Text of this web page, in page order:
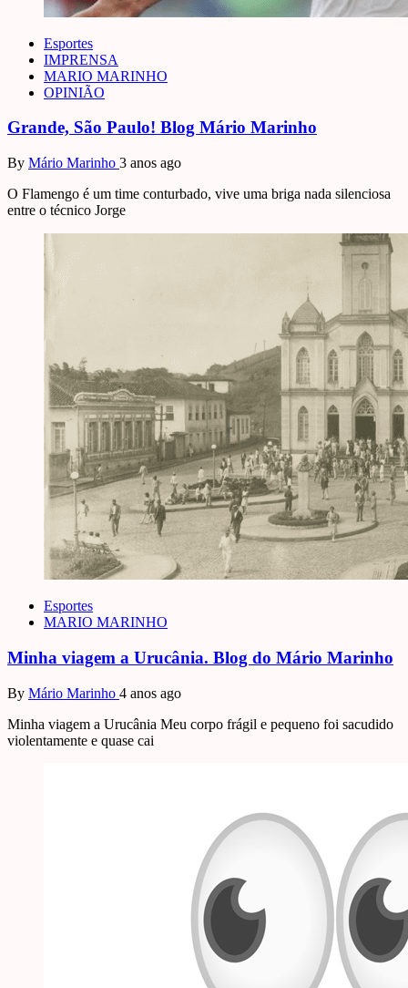
Esportes
IMPRENSA
MARIO MARINHO
OPINIÃO
Grande, São Paulo! Blog Mário Marinho
By Mário Marinho 3 anos ago
O Flamengo é um time conturbado, vive uma briga nada silenciosa
entre o técnico Jorge
Esportes
MARIO MARINHO
Minha viagem a Urucânia. Blog do Mário Marinho
By Mário Marinho 4 anos ago
Minha viagem a Urucânia Meu corpo frágil e pequeno foi sacudido
violentamente e quase cai